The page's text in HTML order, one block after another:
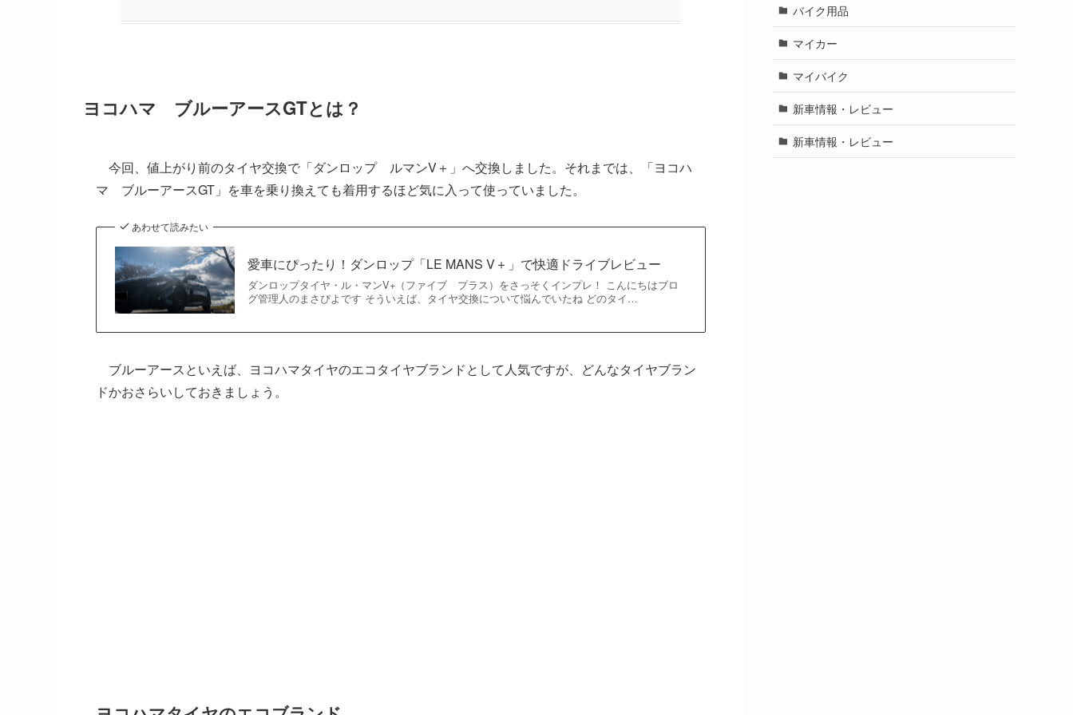
ヨコハマ ブルーアースGTとは？
今回、値上がり前のタイヤ交換で「ダンロップ ルマンV＋」へ交換しました。それまでは、「ヨコハ
マ ブルーアースGT」を車を乗り換えても着用するほど気に入って使っていました。
あわせて読みたい
愛車にぴったり！ダンロップ「LE MANS V＋」で快適ドライブレビュー
ダンロップタイヤ・ル・マンV+（ファイブ プラス）をさっそくインプレ！ こんにちはブロ
グ管理人のまさぴよです そういえば、タイヤ交換について悩んでいたね どのタイ…
ブルーアースといえば、ヨコハマタイヤのエコタイヤブランドとして人気ですが、どんなタイヤブラン
ドかおさらいしておきましょう。
バイク用品
マイカー
マイバイク
新車情報・レビュー
新車情報・レビュー